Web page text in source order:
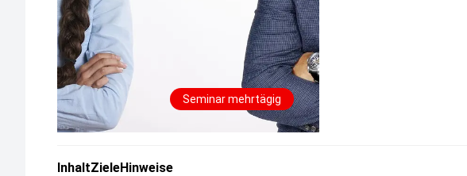
Seminar mehrtägig
InhaltZieleHinweise